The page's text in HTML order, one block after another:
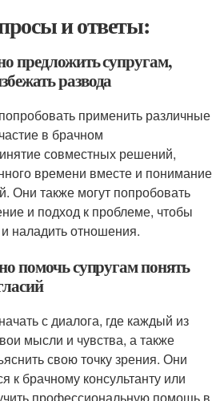
и ответы:
предложить супругам,
развода
применить различные
в брачном
совместных решений,
времени вместе и понимание
Они также могут попробовать
и подход к проблеме, чтобы
наладить отношения.
помочь супругам понять
с диалога, где каждый из
мысли и чувства, а также
свою точку зрения. Они
к брачному консультанту или